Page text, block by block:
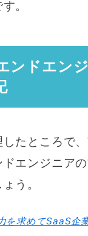
。
ンドエン
たところで
エンジニア
う。
を求めてSaaS企